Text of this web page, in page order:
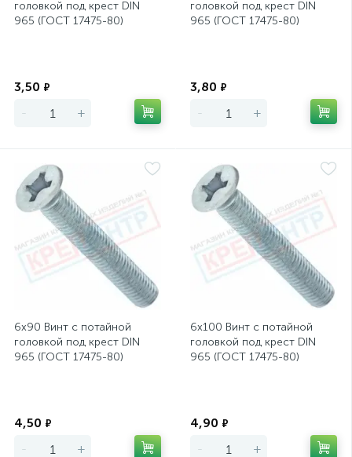
головкой под крест DIN
965 (ГОСТ 17475-80)
3,50 ₽
- +
головкой под крест DIN
965 (ГОСТ 17475-80)
3,80 ₽
- +
6х90 Винт с потайной
головкой под крест DIN
965 (ГОСТ 17475-80)
4,50 ₽
- +
6х100 Винт с потайной
головкой под крест DIN
965 (ГОСТ 17475-80)
4,90 ₽
- +